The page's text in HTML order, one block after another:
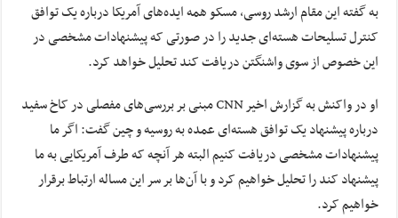
به گفته این مقام ارشد روسی، مسکو همه ایده‌های آمریکا درباره یک توافق
کنترل تسلیحات هسته‌ای جدید را در صورتی که پیشنهادات مشخصی در
این خصوص از سوی واشنگتن دریافت کند تحلیل خواهد کرد.
او در واکنش به گزارش اخیر CNN مبنی بر بررسی‌های مفصلی در کاخ سفید
درباره پیشنهاد یک توافق هسته‌ای عمده به روسیه و چین گفت: اگر ما
پیشنهادات مشخصی دریافت کنیم البته هر آنچه که طرف آمریکایی به ما
پیشنهاد کند را تحلیل خواهیم کرد و با آن‌ها بر سر این مساله ارتباط برقرار
خواهیم کرد.